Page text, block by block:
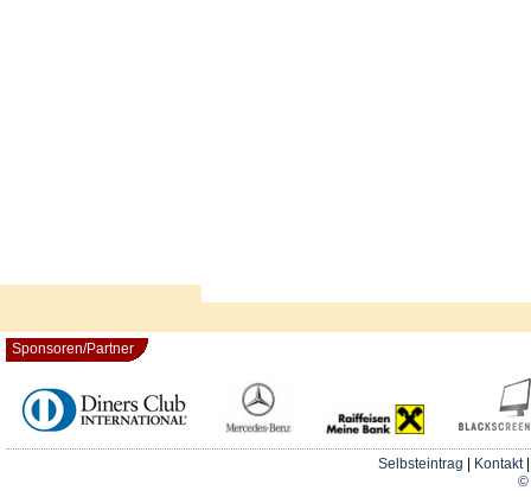
Sponsoren/Partner
Selbsteintrag Kontakt
©